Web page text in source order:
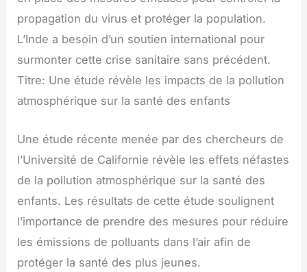
propagation du virus et protéger la population.
L’Inde a besoin d’un soutien international pour
surmonter cette crise sanitaire sans précédent.
Titre: Une étude révèle les impacts de la pollution
atmosphérique sur la santé des enfants
Une étude récente menée par des chercheurs de
l’Université de Californie révèle les effets néfastes
de la pollution atmosphérique sur la santé des
enfants. Les résultats de cette étude soulignent
l’importance de prendre des mesures pour réduire
les émissions de polluants dans l’air afin de
protéger la santé des plus jeunes.